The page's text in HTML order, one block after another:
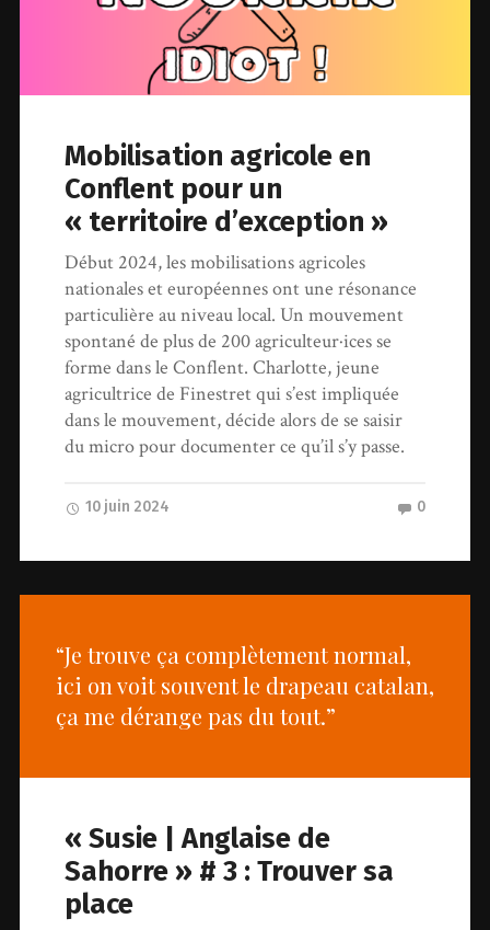
Mobilisation agricole en
Conflent pour un
« territoire d’exception »
Début 2024, les mobilisations agricoles
nationales et européennes ont une résonance
particulière au niveau local. Un mouvement
spontané de plus de 200 agriculteur·ices se
forme dans le Conflent. Charlotte, jeune
agricultrice de Finestret qui s’est impliquée
dans le mouvement, décide alors de se saisir
du micro pour documenter ce qu’il s’y passe.
10 juin 2024 0
“Je trouve ça complètement normal,
ici on voit souvent le drapeau catalan,
ça me dérange pas du tout.”
« Susie | Anglaise de
Sahorre » # 3 : Trouver sa
place